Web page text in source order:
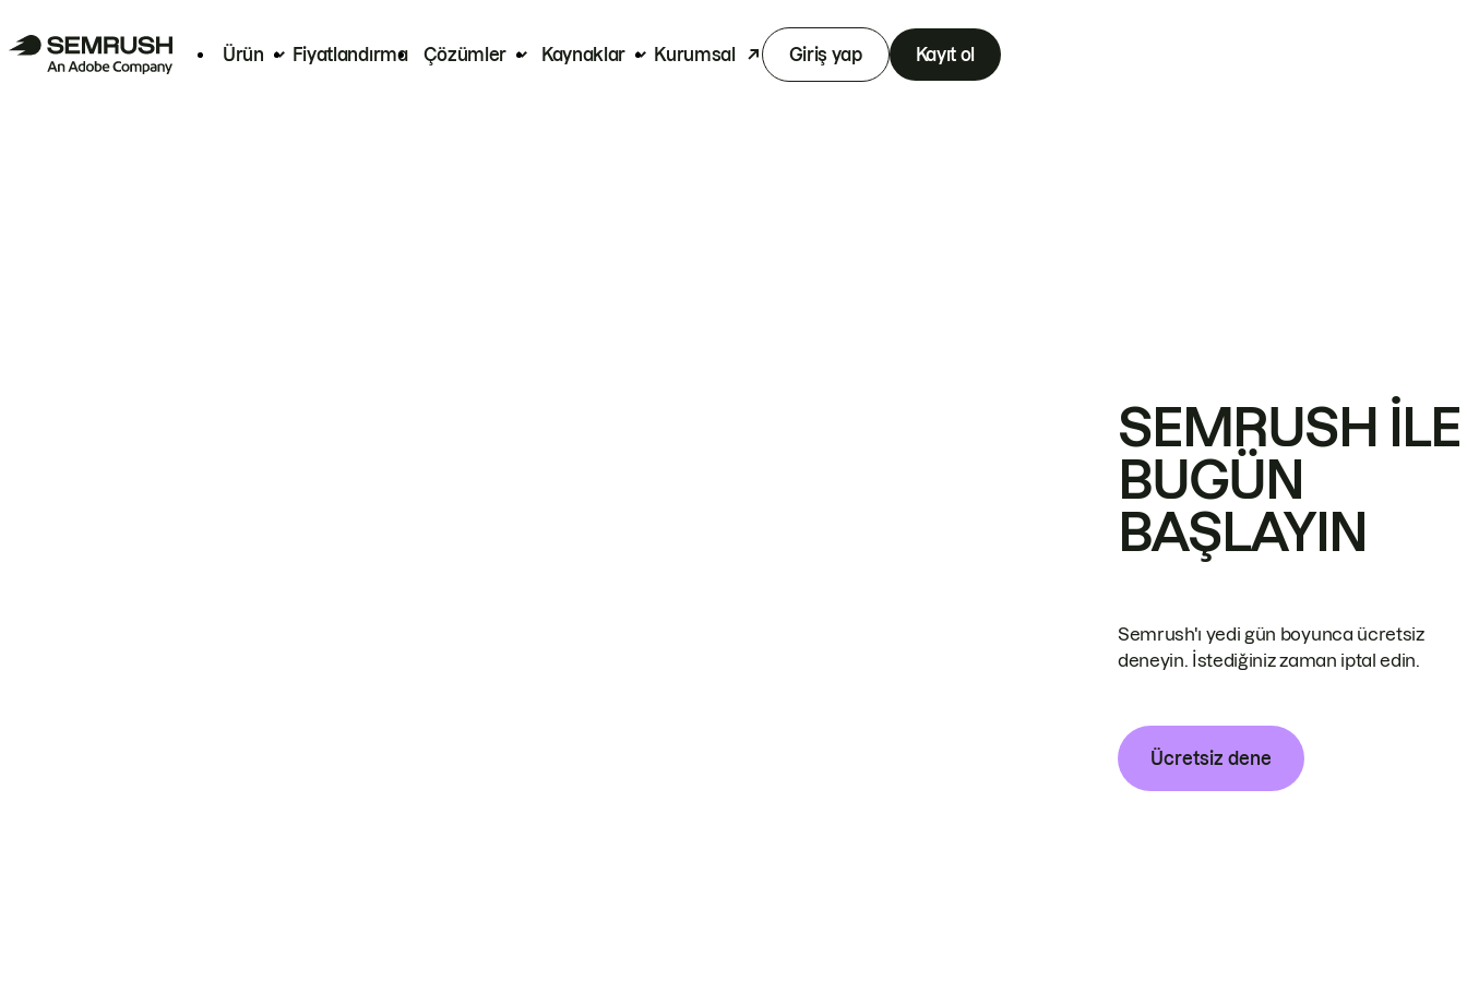
Ürün Fiyatlandırma Çözümler Kaynaklar Kurumsal Giriş yap Kayıt ol
SEMRUSH ILE
BUGÜN
BAŞLAYIN
Semrush'ı yedi gün boyunca ücretsiz
deneyin. İstediğiniz zaman iptal edin.
Ücretsiz dene